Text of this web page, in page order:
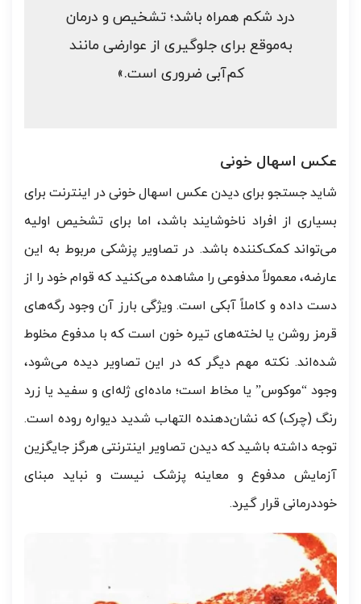
درد شکم همراه باشد؛ تشخیص و درمان
به‌موقع برای جلوگیری از عوارضی مانند
کم‌آبی ضروری است.»
عکس اسهال خونی
شاید جستجو برای دیدن عکس اسهال خونی در اینترنت برای
بسیاری از افراد ناخوشایند باشد، اما برای تشخیص اولیه
می‌تواند کمک‌کننده باشد. در تصاویر پزشکی مربوط به این
عارضه، معمولاً مدفوعی را مشاهده می‌کنید که قوام خود را از
دست داده و کاملاً آبکی است. ویژگی بارز آن وجود رگه‌های
قرمز روشن یا لخته‌های تیره خون است که با مدفوع مخلوط
شده‌اند. نکته مهم دیگر که در این تصاویر دیده می‌شود،
وجود “موکوس” یا مخاط است؛ ماده‌ای ژله‌ای و سفید یا زرد
رنگ (چرک) که نشان‌دهنده التهاب شدید دیواره روده است.
توجه داشته باشید که دیدن تصاویر اینترنتی هرگز جایگزین
آزمایش مدفوع و معاینه پزشک نیست و نباید مبنای
خوددرمانی قرار گیرد.